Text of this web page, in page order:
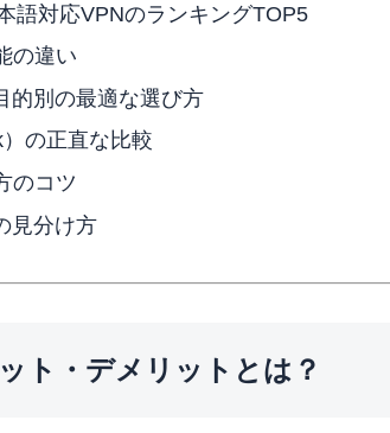
語対応VPNのランキングTOP5
の違い
的別の最適な選び方
の正直な比較
のコツ
見分け方
ト・デメリットとは？